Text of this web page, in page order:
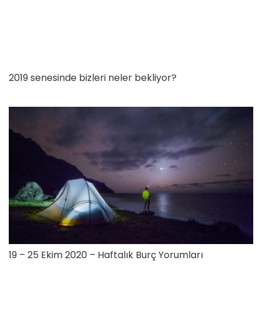
2019 senesinde bizleri neler bekliyor?
19 – 25 Ekim 2020 – Haftalık Burç Yorumları